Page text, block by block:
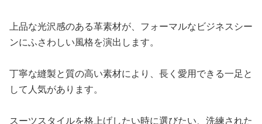
上品な光沢感のある革素材が、フォーマルなビジネスシー
ンにふさわしい風格を演出します。
丁寧な縫製と質の高い素材により、長く愛用できる一足と
して人気があります。
スーツスタイルを格上げしたい時に選びたい、洗練された